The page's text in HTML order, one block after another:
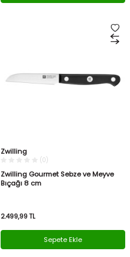
Zwilling
(0)
Zwilling Gourmet Sebze ve Meyve
Bıçağı 8 cm
2.499,99 TL
Sepete Ekle